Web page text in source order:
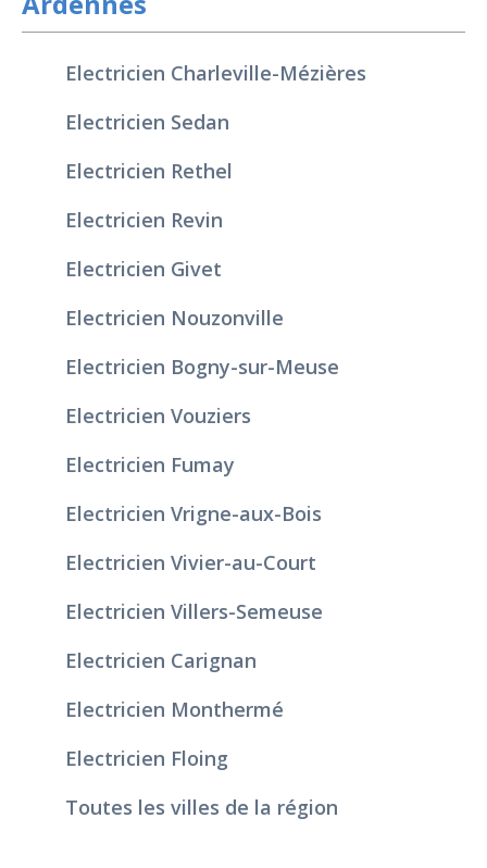
Electricien Charleville-Mézières
Electricien Sedan
Electricien Rethel
Electricien Revin
Electricien Givet
Electricien Nouzonville
Electricien Bogny-sur-Meuse
Electricien Vouziers
Electricien Fumay
Electricien Vrigne-aux-Bois
Electricien Vivier-au-Court
Electricien Villers-Semeuse
Electricien Carignan
Electricien Monthermé
Electricien Floing
Toutes les villes de la région